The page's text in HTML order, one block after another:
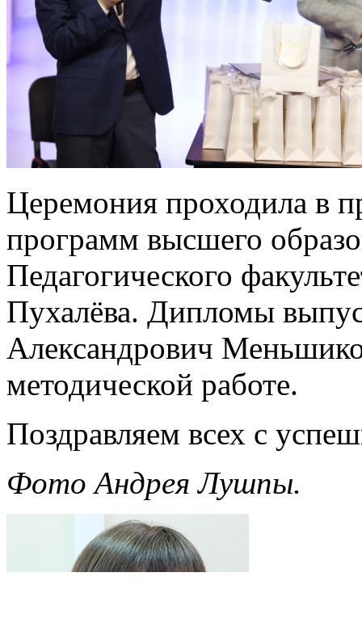
Церемония проходила в
программ высшего
Педагогического
Пухалёва. Дипломы
Александрович
методической работе.
Поздравляем всех с
Фото Андрея Лушпы.